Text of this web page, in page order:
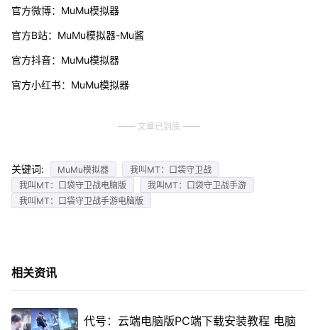
官方微博：MuMu模拟器
官方B站：MuMu模拟器-Mu酱
官方抖音：MuMu模拟器
官方小红书：MuMu模拟器
文章已到底
关键词: MuMu模拟器
我叫MT：口袋守卫战
我叫MT：口袋守卫战电脑版
我叫MT：口袋守卫战手游
我叫MT：口袋守卫战手游电脑版
相关资讯
代号：云端电脑版PC端下载安装教程 电脑